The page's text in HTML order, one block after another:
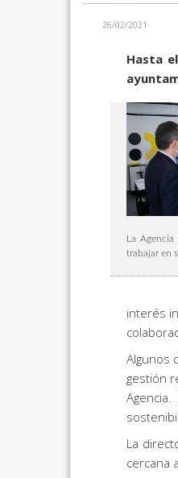
26/02/2021
Hasta
La
trabajar en
interés
Algunos
gestión
La
cercana